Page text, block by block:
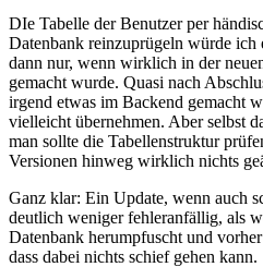
DIe Tabelle der Benutzer per
Datenbank reinzuprügeln würde ich
dann nur, wenn wirklich in der
gemacht wurde. Quasi nach
irgend etwas im Backend gemacht
vielleicht übernehmen. Aber selbst
man sollte die Tabellenstruktur
Versionen hinweg wirklich nichts
Ganz klar: Ein Update, wenn auch
deutlich weniger fehleranfällig, als
Datenbank herumpfuscht und
dass dabei nichts schief gehen kann.